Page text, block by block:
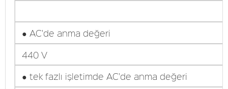
● AC'de anma değeri
440 V
● tek fazlı işletimde AC'de anma değeri